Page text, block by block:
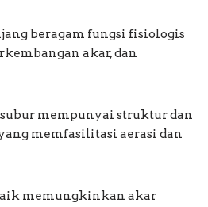
beragam fungsi fisiologis
akar, dan
mempunyai struktur dan
memfasilitasi aerasi dan
memungkinkan akar